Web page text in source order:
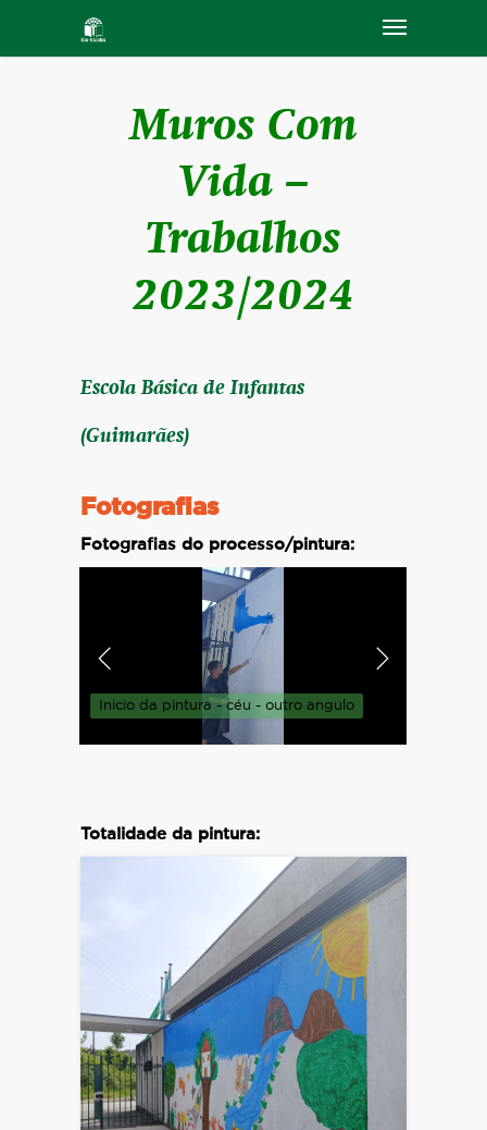
Muros Com
Vida –
Trabalhos
2023/2024
Escola Básica de Infantas
(Guimarães)
Fotografias
Fotografias do processo/pintura:
Inicio da pintura - céu - outro angulo
Totalidade da pintura: